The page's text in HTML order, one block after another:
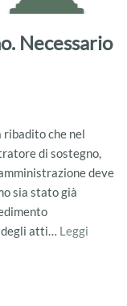
Necessario
ribadito che nel
di sostegno,
deve
sia stato già
degli atti… Leggi